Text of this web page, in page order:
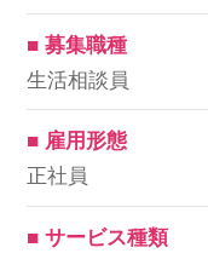
■ 募集職種
生活相談員
■ 雇用形態
正社員
■ サービス種類